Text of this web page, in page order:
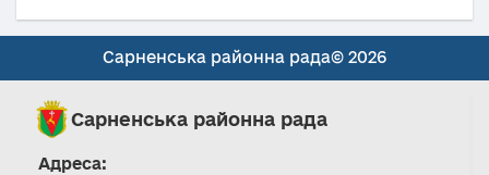
Сарненська районна рада© 2026
Сарненська районна рада
Адреса: